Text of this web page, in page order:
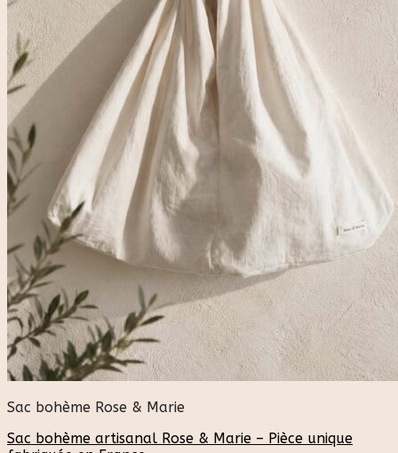
Sac bohème Rose & Marie
Sac bohème artisanal Rose & Marie – Pièce unique